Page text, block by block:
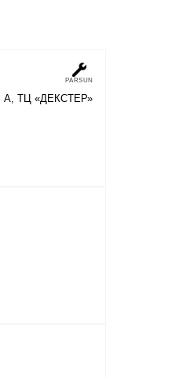
А, ТЦ «ДЕКСТЕР»
PARSUN